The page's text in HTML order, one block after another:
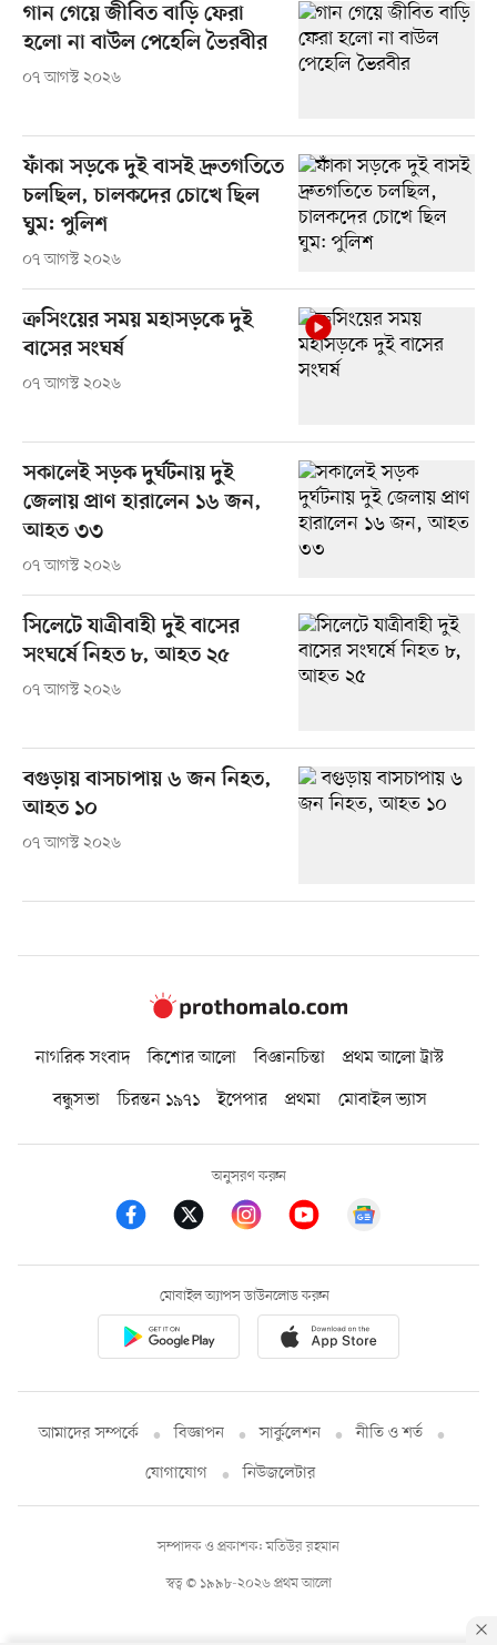
গান গেয়ে জীবিত বাড়ি ফেরা
হলো না বাউল পেহেলি ভৈরবীর
০৭ আগস্ট ২০২৬
ফাঁকা সড়কে দুই বাসই দ্রুতগতিতে
চলছিল, চালকদের চোখে ছিল
ঘুম: পুলিশ
০৭ আগস্ট ২০২৬
ক্রসিংয়ের সময় মহাসড়কে দুই
বাসের সংঘর্ষ
০৭ আগস্ট ২০২৬
সকালেই সড়ক দুর্ঘটনায় দুই
জেলায় প্রাণ হারালেন ১৬ জন,
আহত ৩৩
০৭ আগস্ট ২০২৬
সিলেটে যাত্রীবাহী দুই বাসের
সংঘর্ষে নিহত ৮, আহত ২৫
০৭ আগস্ট ২০২৬
বগুড়ায় বাসচাপায় ৬ জন নিহত,
আহত ১০
০৭ আগস্ট ২০২৬
নাগরিক সংবাদ কিশোর আলো বিজ্ঞানচিন্তা
প্রথম আলো ট্রাস্ট
বন্ধুসভা
চিরন্তন ১৯৭১ ইপেপার প্রথমা মোবাইল ভ্যাস
অনুসরণ করুন
মোবাইল অ্যাপস ডাউনলোড করুন
আমাদের সম্পর্কে বিজ্ঞাপন সার্কুলেশন
নীতি ও শর্ত
যোগাযোগ
নিউজলেটার
স্বত্ব © ১৯৯৮-২০২৬ প্রথম আলো
সম্পাদক ও প্রকাশক: মতিউর রহমান